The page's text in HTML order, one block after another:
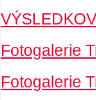
Fotogalerie
Fotogalerie